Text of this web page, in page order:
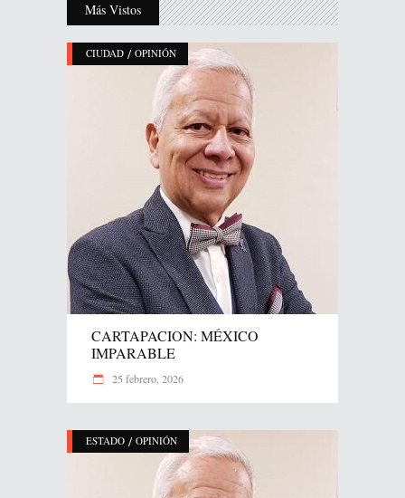
Más Vistos
CIUDAD / OPINIÓN
CARTAPACION: MÉXICO
IMPARABLE
25 febrero, 2026
ESTADO / OPINIÓN